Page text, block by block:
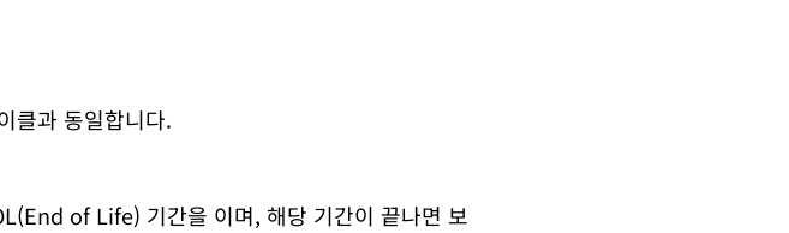
클과 동일합니다.
of Life) 기간을 이며, 해당 기간이 끝나면 보